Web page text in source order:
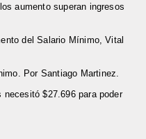
aumento superan ingresos
del Salario Mínimo, Vital
Por Santiago Martinez.
$27.696 para poder